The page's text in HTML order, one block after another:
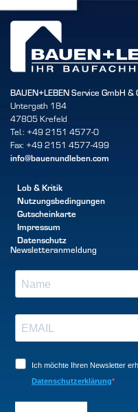
BAUEN+LEBEN Service GmbH &
Untergath 184
47805 Krefeld
Tel.: +49 2151 4577-0
Fax: +49 2151 4577-499
info@bauenundleben.com
Lob & Kritik
Nutzungsbedingungen
Gutscheinkarte
Impressum
Datenschutz
Newsletteranmeldung
Ich möchte Ihren Newsletter
Datenschutzerklärung